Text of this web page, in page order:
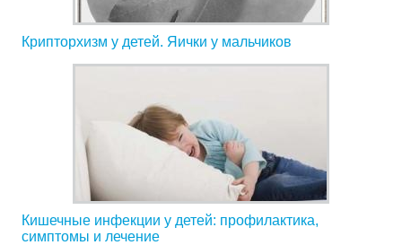
Крипторхизм у детей. Яички у мальчиков
Кишечные инфекции у детей: профилактика,
симптомы и лечение